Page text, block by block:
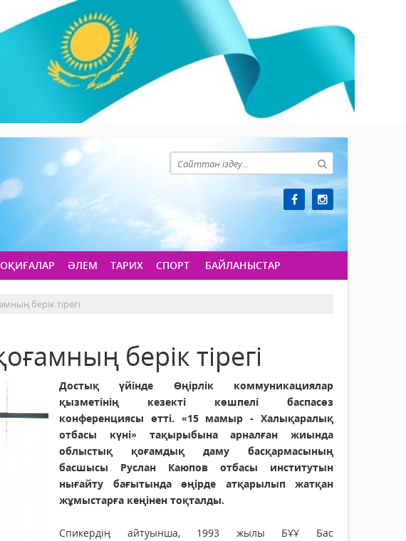
ОҚИҒАЛАР ӘЛЕМ ТАРИХ СПОРТ БАЙЛАНЫСТАР
берік тірегі
берік тірегі
Достық үйінде Өңірлік коммуникациялар
қызметінің кезекті көшпелі баспасөз
конференциясы өтті. «15 мамыр - Халықаралық
отбасы күні» тақырыбына арналған жиында
облыстық қоғамдық даму басқармасының
басшысы Руслан Каюпов отбасы институтын
нығайту бағытында өңірде атқарылып жатқан
жұмыстарға кеңінен тоқталды.
Спикердің айтуынша, 1993 жылы БҰҰ Бас